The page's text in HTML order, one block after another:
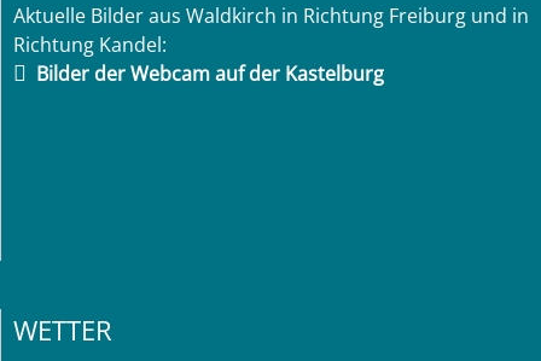
Aktuelle Bilder aus Waldkirch in Richtung Freiburg und in
Richtung Kandel:
Bilder der Webcam auf der Kastelburg
WETTER